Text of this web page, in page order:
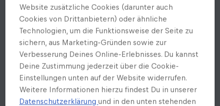
Website zusätzliche Cookies (darunter auch
Cookies von Drittanbietern) oder ähnliche
Technologien, um die Funktionsweise der Seite zu
sichern, aus Marketing-Gründen sowie zur
Verbesserung Deines Online-Erlebnisses. Du kannst
Deine Zustimmung jederzeit über die Cookie-
Einstellungen unten auf der Website widerrufen.
Weitere Informationen hierzu findest Du in unserer
Datenschutzerklärungund in den unten stehenden